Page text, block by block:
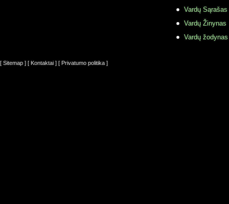
Vardų Sąrašas
Vardų Žinynas
Vardų
[ Sitemap ] [ Kontaktai ] [ Privatumo politika ]